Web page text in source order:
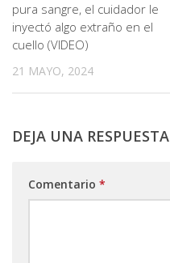
pura sangre, el cuidador le
inyectó algo extraño en el
cuello (VIDEO)
21 MAYO, 2024
DEJA UNA RESPUESTA
Comentario *